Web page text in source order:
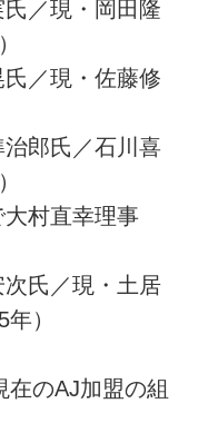
／現・岡田隆
／現・佐藤修
郎氏／石川喜
村直幸理事
氏／現・土居
）
在のAJ加盟の組